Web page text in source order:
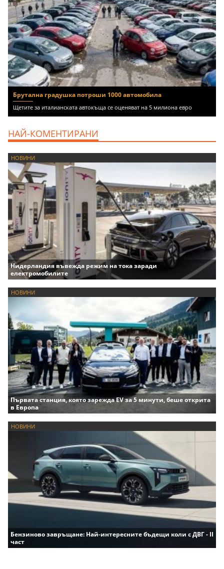
Брутална градушка потроши 1000 автомобила
Щетите за италианската автокъща се оценяват на 5 милиона евро
НАЙ-КОМЕНТИРАНИ
НОВИНИ
Нидерландия въвежда режим на тока заради
електромобилите
НОВИНИ
Първата станция, която зарежда EV за 5 минути, беше открита
в Европа
НОВИНИ
Бензиново завръщане: Най-интересните бъдещи коли с ДВГ - II
част